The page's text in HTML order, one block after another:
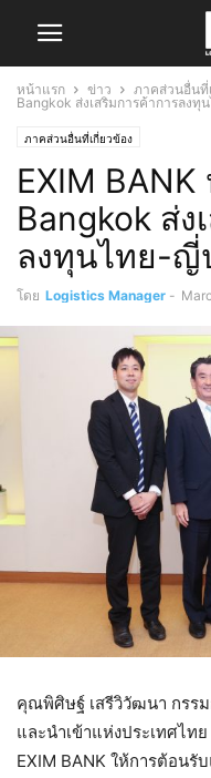
หน้าแรก ข่าว ภาคส่วนอื่นที่
Bangkok ส่งเสริมการค้าการลง
ภาคส่วนอื่นที่เกี่ยวข้อง
EXIM BANK
Bangkok ส่ง
ลงทุนไทย-ญี่
โดย Logistics Manager -
คุณพิศิษฐ์ เสรีวิวัฒนา กรรม
และนำเข้าแห่งประเทศไท
EXIM BANK ให้การต้อน